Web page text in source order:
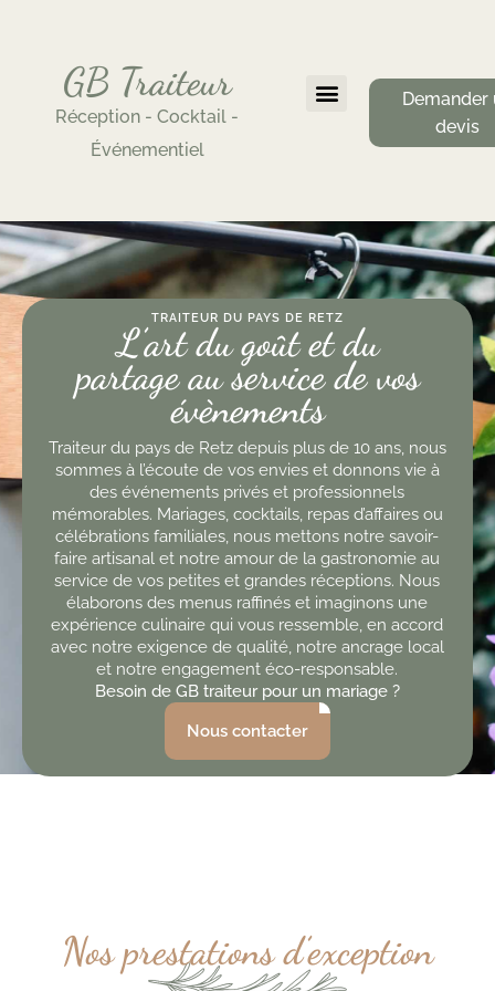
GB Traiteur
Réception - Cocktail -
Événementiel
Demander
devis
TRAITEUR DU PAYS DE RETZ
L’art du goût et du
partage au service de vos
évènements
Traiteur du pays de Retz depuis plus de 10 ans, nous
sommes à l’écoute de vos envies et donnons vie à
des événements privés et professionnels
mémorables. Mariages, cocktails, repas d’affaires ou
célébrations familiales, nous mettons notre savoir-
faire artisanal et notre amour de la gastronomie au
service de vos petites et grandes réceptions. Nous
élaborons des menus raffinés et imaginons une
expérience culinaire qui vous ressemble, en accord
avec notre exigence de qualité, notre ancrage local
et notre engagement éco-responsable.
Besoin de GB traiteur pour un mariage ?
Nous contacter
Nos prestations d’exception